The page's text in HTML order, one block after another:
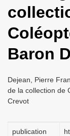
Baron
Dejean, Pierre
de la collection de
Crevot
publication